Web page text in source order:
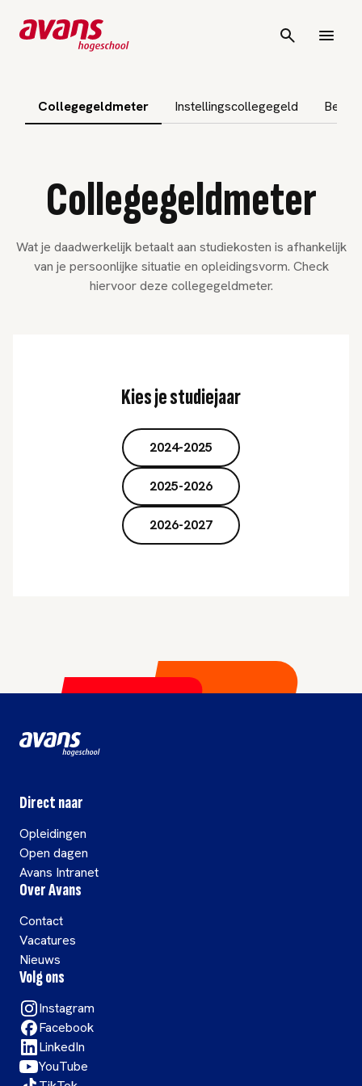
Collegegeldmeter
Instellingscollegegeld
Collegegeldmeter
Wat je daadwerkelijk betaalt aan studiekosten is afhankelijk
van je persoonlijke situatie en opleidingsvorm. Check
hiervoor deze collegegeldmeter.
Kies je studiejaar
2024-2025
2025-2026
2026-2027
Direct naar
Opleidingen
Open dagen
Avans Intranet
Over Avans
Contact
Vacatures
Nieuws
Volg ons
Instagram
Facebook
LinkedIn
YouTube